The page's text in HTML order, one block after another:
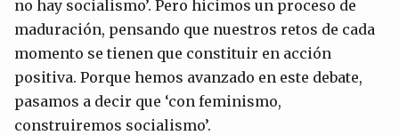
no hay socialismo’. Pero hicimos un proceso de
maduración, pensando que nuestros retos de cada
momento se tienen que constituir en acción
positiva. Porque hemos avanzado en este debate,
pasamos a decir que ‘con feminismo,
construiremos socialismo’.